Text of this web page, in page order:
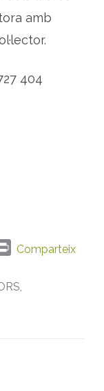
amb
404
P
i
Comparteix
,